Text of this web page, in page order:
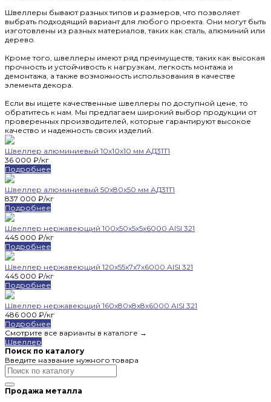
Швеллеры бывают разных типов и размеров, что позволяет
выбрать подходящий вариант для любого проекта. Они могут быть
изготовлены из разных материалов, таких как сталь, алюминий или
дерево.
Кроме того, швеллеры имеют ряд преимуществ, таких как высокая
прочность и устойчивость к нагрузкам, легкость монтажа и
демонтажа, а также возможность использования в качестве
элемента декора.
Если вы ищете качественные швеллеры по доступной цене, то
обратитесь к нам. Мы предлагаем широкий выбор продукции от
проверенных производителей, которые гарантируют высокое
качество и надежность своих изделий.
Швеллер алюминиевый 10х10х10 мм АД31Т1
36 000 ₽/кг
Подробнее
Швеллер алюминиевый 50х80х50 мм АД31Т1
837 000 ₽/кг
Подробнее
Швеллер нержавеющий 100x50x5x5x6000 AISI 321
445 000 ₽/кг
Подробнее
Швеллер нержавеющий 120x55x7x7x6000 AISI 321
445 000 ₽/кг
Подробнее
Швеллер нержавеющий 160x80x8x8x6000 AISI 321
486 000 ₽/кг
Подробнее
Смотрите все варианты в каталоге →
Швеллер
Поиск по каталогу
Введите название нужного товара
Продажа металла